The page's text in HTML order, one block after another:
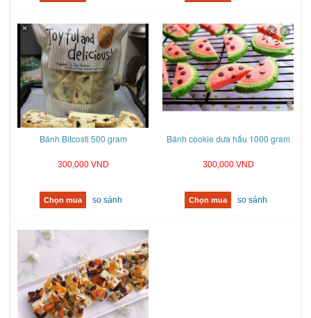
Bánh Bitcosti 500 gram
300,000 VND
Chọn mua so sánh
Bánh cookie dưa hấu 1000 gram
300,000 VND
Chọn mua so sánh